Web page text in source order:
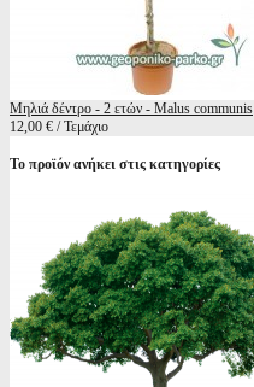
Μηλιά δέντρο - 2 ετών - Malus communis
12,00 € / Τεμάχιο
Το προϊόν ανήκει στις κατηγορίες